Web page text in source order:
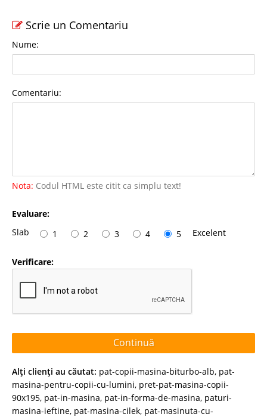
Scrie un Comentariu
Nume:
Comentariu:
Nota: Codul HTML este citit ca simplu text!
Evaluare:
Slab
1 2 3 4 5 Excelent
Verificare:
Continuă
Alţi clienţi au căutat: pat-copii-masina-biturbo-alb, pat-
masina-pentru-copii-cu-lumini, pret-pat-masina-copii-
90x195, pat-in-masina, pat-in-forma-de-masina, paturi-
masina-ieftine, pat-masina-cilek, pat-masinuta-cu-